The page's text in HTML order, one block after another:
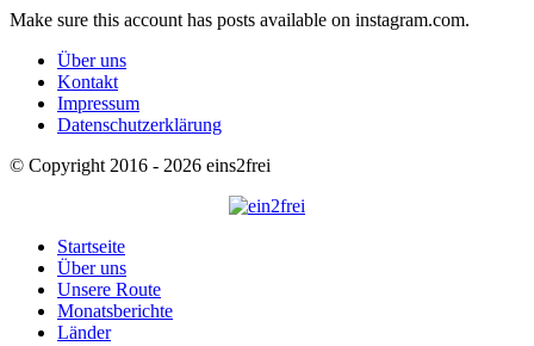
Make sure this account has posts available on instagram.com.
Über uns
Kontakt
Impressum
Datenschutzerklärung
© Copyright 2016 - 2026 eins2frei
Startseite
Über uns
Unsere Route
Monatsberichte
Länder